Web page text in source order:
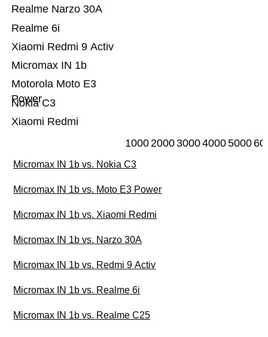
Xiaomi Redmi
Nokia C3
Motorola Moto E3
Power
Micromax IN 1b
Xiaomi Redmi 9 Activ
Realme 6i
Realme Narzo 30A
10002000300040005000
Micromax IN 1b vs. Nokia C3
Micromax IN 1b vs. Moto E3 Power
Micromax IN 1b vs. Xiaomi Redmi
Micromax IN 1b vs. Narzo 30A
Micromax IN 1b vs. Redmi 9 Activ
Micromax IN 1b vs. Realme 6i
Micromax IN 1b vs. Realme C25